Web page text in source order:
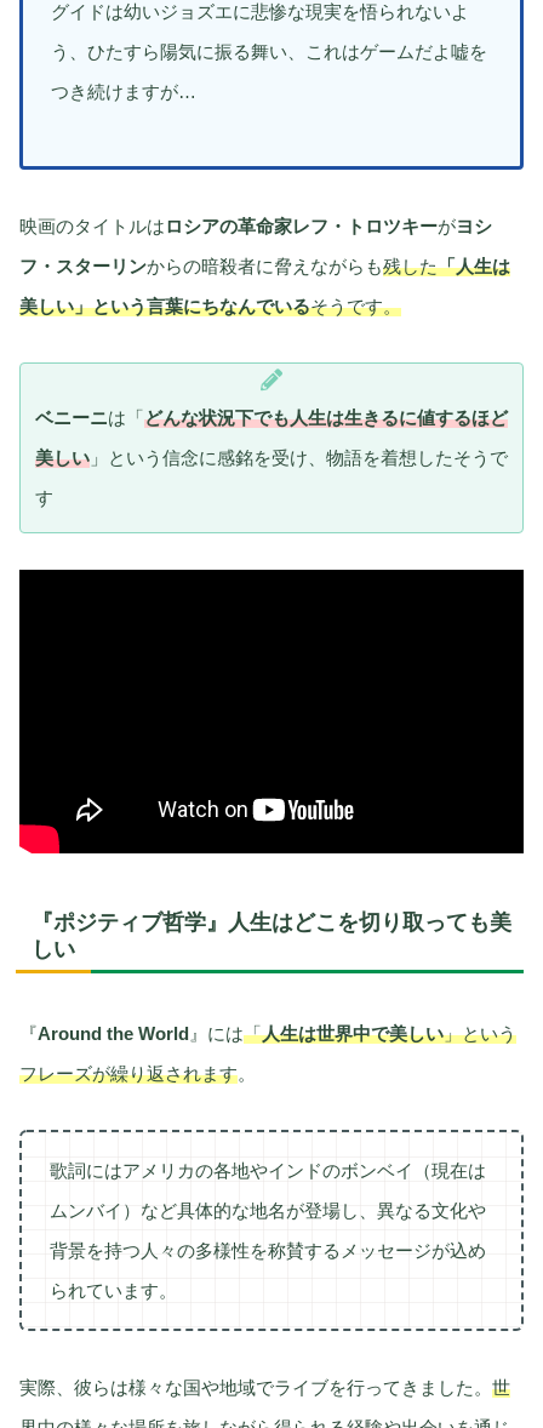
グイドは幼いジョズエに悲惨な現実を悟られないよ
う、ひたすら陽気に振る舞い、これはゲームだよ嘘を
つき続けますが…
映画のタイトルはロシアの革命家レフ・トロツキーがヨシ
フ・スターリンからの暗殺者に脅えながらも残した「人生は
美しい」という言葉にちなんでいるそうです。
ベニーニは「どんな状況下でも人生は生きるに値するほど
美しい 」という信念に感銘を受け、物語を着想したそうで
す
『ポジティブ哲学』人生はどこを切り取っても美
しい
『Around the World 』には「人生は世界中で美しい」という
フレーズが繰り返されます。
歌詞にはアメリカの各地やインドのボンベイ（現在は
ムンバイ）など具体的な地名が登場し、異なる文化や
背景を持つ人々の多様性を称賛するメッセージが込め
られています。
実際、彼らは様々な国や地域でライブを行ってきました。 世